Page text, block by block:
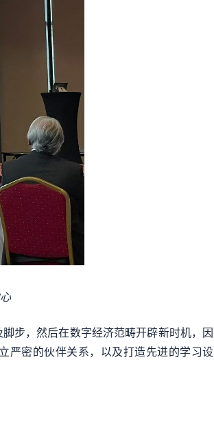
步，然后在数字经济范畴开辟新时机，因
严密的伙伴关系，以及打造先进的学习设